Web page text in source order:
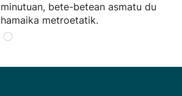
minutuan, bete-betean asmatu du
hamaika metroetatik.